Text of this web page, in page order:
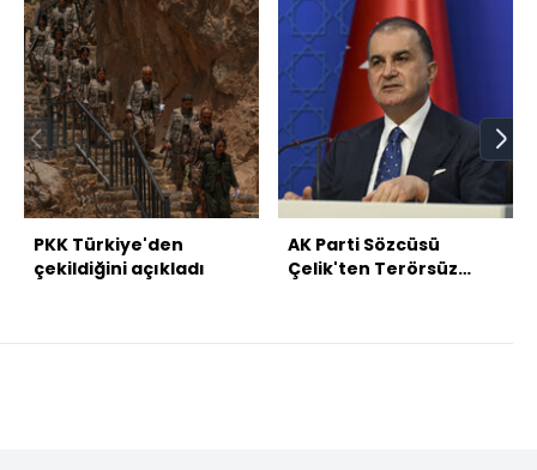
PKK Türkiye'den
çekildiğini açıkladı
AK Parti Sözcüsü
Çelik'ten Terörsüz